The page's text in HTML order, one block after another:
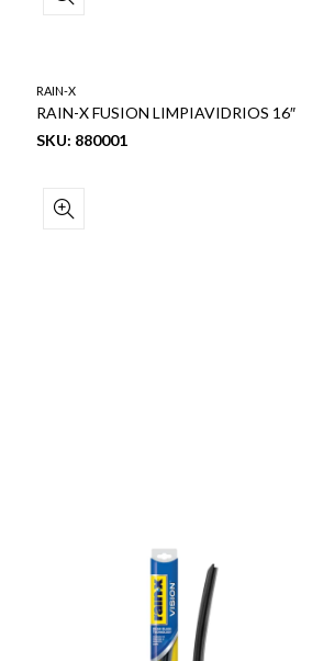
RAIN-X
RAIN-X FUSION LIMPIAVIDRIOS 16″
SKU: 880001